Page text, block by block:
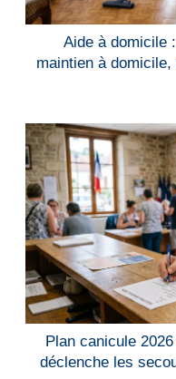
Aide à domicile
maintien à
Plan canicule
déclenche les